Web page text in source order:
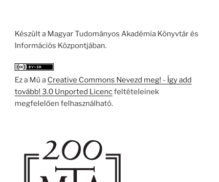
Készült a Magyar Tudományos Akadémia Könyvtár és
Információs Központjában.
Ez a Mű a Creative Commons Nevezd meg! - Így add
tovább! 3.0 Unported Licencfeltételeinek
megfelelően felhasználható.